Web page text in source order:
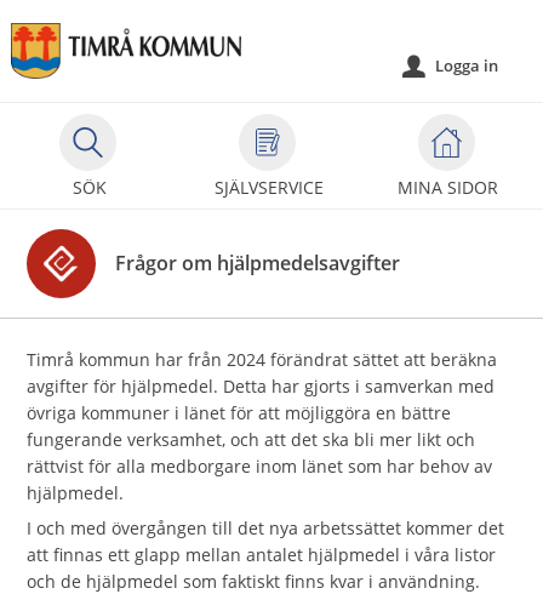
Välkommen
till
självservice
kommun
SÖK SJÄLVSERVICE MINA SIDOR
u Logga in
Frågor om hjälpmedelsavgifter
Timrå kommun har från 2024 förändrat sättet att beräkna
avgifter för hjälpmedel. Detta har gjorts i samverkan med
övriga kommuner i länet för att möjliggöra en bättre
fungerande verksamhet, och att det ska bli mer likt och
rättvist för alla medborgare inom länet som har behov av
hjälpmedel.
I och med övergången till det nya arbetssättet kommer det
att finnas ett glapp mellan antalet hjälpmedel i våra listor
och de hjälpmedel som faktiskt finns kvar i användning.